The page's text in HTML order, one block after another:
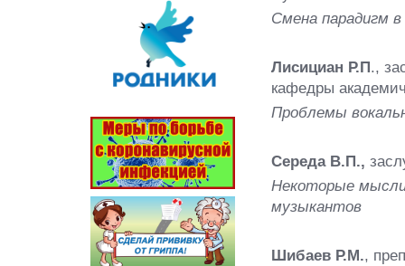
Смена парадигм
Лисициан Р.П.,
кафедры
Проблемы
Середа В.П.,
Некоторые
музыкантов
Шибаев Р.М.,